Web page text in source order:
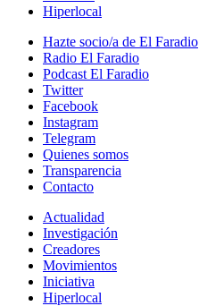
Hiperlocal
Hazte socio/a de El Faradio
Radio El Faradio
Podcast El Faradio
Twitter
Facebook
Instagram
Telegram
Quienes somos
Transparencia
Contacto
Actualidad
Investigación
Creadores
Movimientos
Iniciativa
Hiperlocal